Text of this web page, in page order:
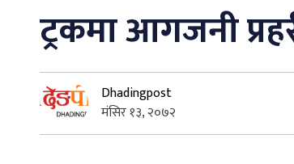
ट्रकमा आगजनी
Dhadingpost
मंसिर १३, २०७२